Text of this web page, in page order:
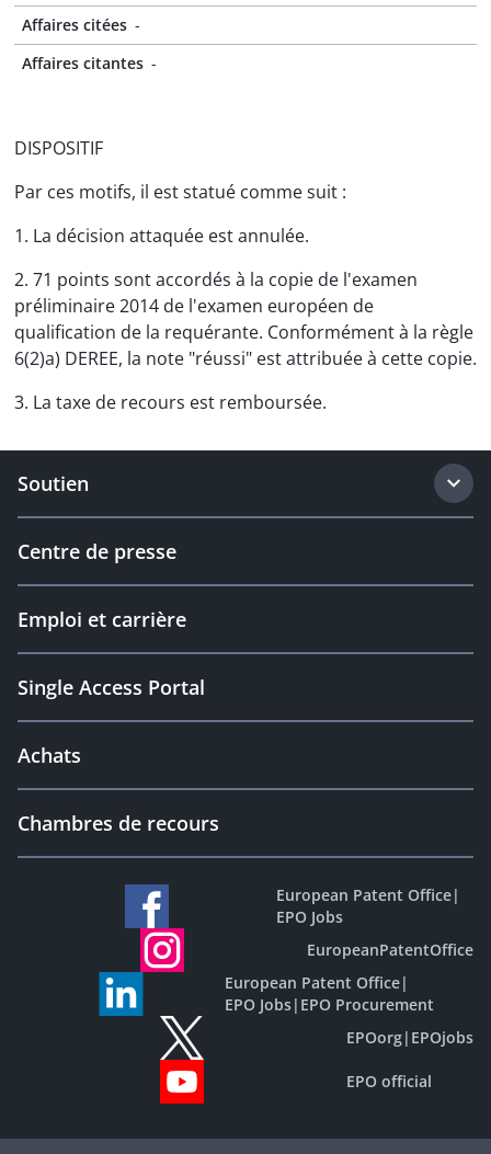
Affaires citées -
Affaires citantes -
DISPOSITIF
Par ces motifs, il est statué comme suit :
1. La décision attaquée est annulée.
2. 71 points sont accordés à la copie de l'examen
préliminaire 2014 de l'examen européen de
qualification de la requérante. Conformément à la règle
6(2)a) DEREE, la note "réussi" est attribuée à cette copie.
3. La taxe de recours est remboursée.
Soutien
Centre de presse
Emploi et carrière
Single Access Portal
Achats
Chambres de recours
European Patent Office|
EPO Jobs
EuropeanPatentOffice
European Patent Office|
EPO Jobs| EPO Procurement
EPOorg| EPOjobs
EPO official